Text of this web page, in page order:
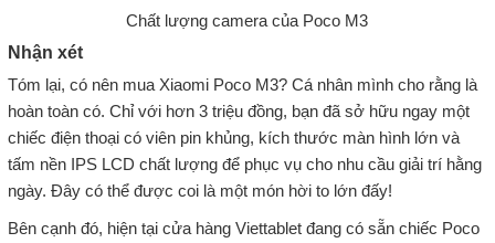
Chất lượng camera của Poco M3
Nhận xét
Tóm lại, có nên mua Xiaomi Poco M3? Cá nhân mình cho rằng là
hoàn toàn có. Chỉ với hơn 3 triệu đồng, bạn đã sở hữu ngay một
chiếc điện thoại có viên pin khủng, kích thước màn hình lớn và
tấm nền IPS LCD chất lượng để phục vụ cho nhu cầu giải trí hằng
ngày. Đây có thể được coi là một món hời to lớn đấy!
Bên cạnh đó, hiện tại cửa hàng Viettablet đang có sẵn chiếc Poco